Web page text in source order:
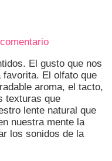
CLARO
TE
ESCUCHO
El gusto que nos
El olfato que
aroma, el tacto,
texturas que
lente natural que
nuestra mente la
los sonidos de la